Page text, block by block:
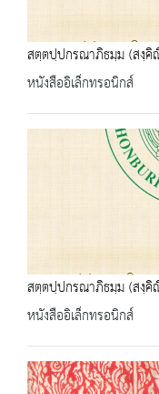
สตฺตปฺปกรณาภิธมฺม (สงฺ
หนังสืออิเล็กทรอนิกส์
สตฺตปฺปกรณาภิธมฺม (สงฺ
หนังสืออิเล็กทรอนิกส์